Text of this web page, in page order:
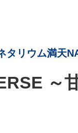
タリウム満天
～